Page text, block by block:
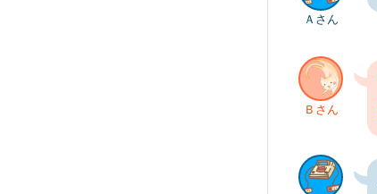
Ａさん
Ｂさん